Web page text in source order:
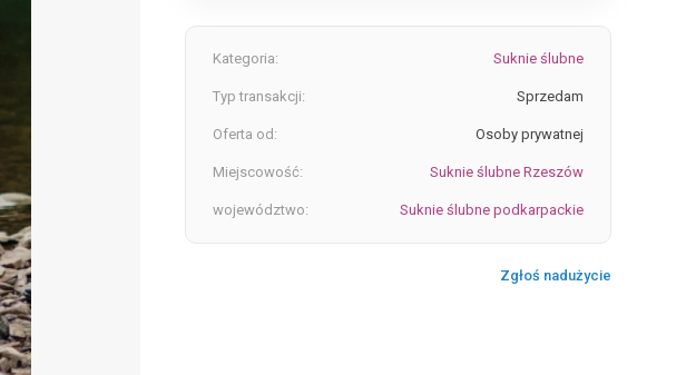
Kategoria: Suknie ślubne
Typ transakcji: Sprzedam
Oferta od: Osoby prywatnej
Miejscowość: Suknie ślubne Rzeszów
województwo: Suknie ślubne podkarpackie
Zgłoś nadużycie